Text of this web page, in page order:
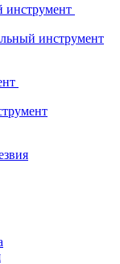
инструмент
инструмент